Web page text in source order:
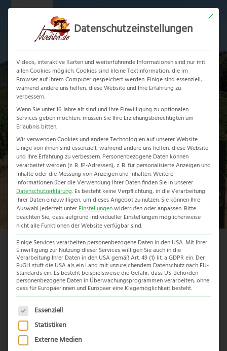
Skip
Hemel en Aarde
Valley
Home-Südafrika Reiseführer-Hermanus-Hemel en Aarde Valley
Hemel en Aarde Valley
Das „Hemel en Aarde Valley“ – was übersetzt soviel
bedeutet wie „Himmel und Erde Tal“ – ist einGeheimtipp
unter Weinkennern. Es ist eines der landschaftliche
schönsten Weingebiete am Kap, in dem erstklassige
Chardonnay & Pinot Noir aber auch Sauvignon Blanc und
Shiraz Weine produziert werden. Einige der besten
Mit
Datenschutzeinstellungen
Videos, interaktive Karten und weiterführende Informationen sind nur mit
allen Cookies möglich. Cookies sind kleine Textinformation, die im
Browser auf Ihrem Computer gespeichert werden. Einige sind essenziell,
während andere uns helfen, diese Website und Ihre Erfahrung zu
verbessern.
Wenn Sie unter 16 Jahre alt sind und Ihre Einwilligung zu optionalen
Services geben möchten, müssen Sie Ihre Erziehungsberechtigten um
Erlaubnis bitten.
Wir verwenden Cookies und andere Technologien auf unserer Website.
Einige von ihnen sind essenziell, während andere uns helfen, diese Website
und Ihre Erfahrung zu verbessern. Personenbezogene Daten können
verarbeitet werden (z. B. IP-Adressen), z. B. für personalisierte Anzeigen und
Inhalte oder die Messung von Anzeigen und Inhalten.Weitere
Informationen über die Verwendung Ihrer Daten finden Sie in unserer
Datenschutzerklärung. Es besteht keine Verpflichtung, in die Verarbeitung
Ihrer Daten einzuwilligen, um dieses Angebot zu nutzen. Sie können Ihre
Auswahl jederzeit unterEinstellungenwiderrufen oder anpassen. Bitte
beachten Sie, dass aufgrund individueller Einstellungen möglicherweise
nicht alle Funktionen der Website verfügbar sind.
Einige Services verarbeiten personenbezogene Daten in den USA. Mit Ihrer
Einwilligung zur Nutzung dieser Services willigen Sie auch in die
Verarbeitung Ihrer Daten in den USA gemäß Art. 49 (1) lit. a GDPR ein. Der
EuGH stuft die USA als ein Land mit unzureichendem Datenschutz nach EU-
Standards ein. Es besteht beispielsweise die Gefahr, dass US-Behörden
personenbezogene Daten in Überwachungsprogrammen verarbeiten, ohne
dass für Europäerinnen und Europäer eine Klagemöglichkeit besteht.
Es folgt eine Liste der Service-Gruppen, für die eine
Essenziell
Statistiken
Externe Medien